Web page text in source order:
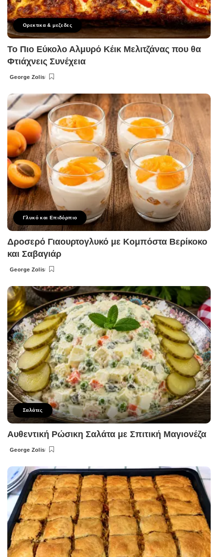
Ορεκτικα & μεζεδες
Το Πιο Εύκολο Αλμυρό Κέικ Μελιτζάνας που θα
Φτιάχνεις Συνέχεια
Posted
George Zolis
Γλυκό και Επιδόρπιο
Δροσερό Γιαουρτογλυκό με Κομπόστα Βερίκοκο
και Σαβαγιάρ
Posted
George Zolis
Σαλάτες
Αυθεντική Ρώσικη Σαλάτα με Σπιτική Μαγιονέζα
Posted
George Zolis